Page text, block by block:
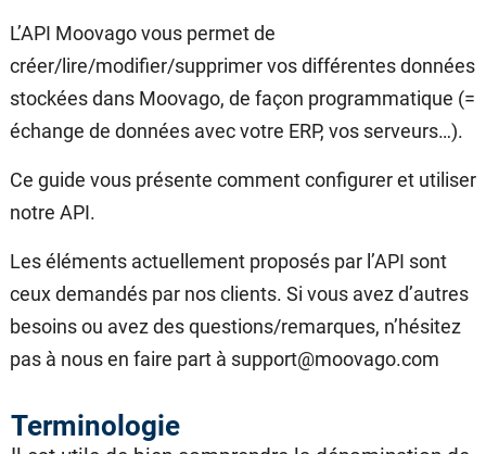
L’API Moovago vous permet de
créer/lire/modifier/supprimer vos différentes données
stockées dans Moovago, de façon programmatique (=
échange de données avec votre ERP, vos serveurs…).
Ce guide vous présente comment configurer et utiliser
notre API.
Les éléments actuellement proposés par l’API sont
ceux demandés par nos clients. Si vous avez d’autres
besoins ou avez des questions/remarques, n’hésitez
pas à nous en faire part à support@moovago.com
Terminologie